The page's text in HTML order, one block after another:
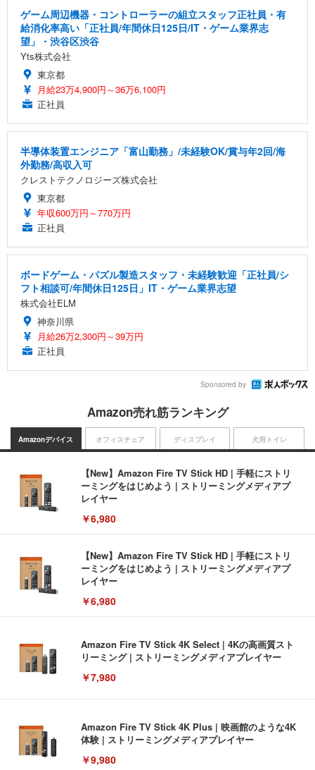
ゲーム周辺機器・コントローラーの組立スタッフ正社員・有
給消化率高い「正社員/年間休日125日/IT・ゲーム業界志
望」・渋谷区渋谷
Yts株式会社
東京都
月給23万4,900円～36万6,100円
正社員
半導体装置エンジニア「富山勤務」/未経験OK/賞与年2回/海
外勤務/高収入可
クレストテクノロジーズ株式会社
東京都
年収600万円～770万円
正社員
ボードゲーム・パズル製造スタッフ・未経験歓迎「正社員/シ
フト相談可/年間休日125日」IT・ゲーム業界志望
株式会社ELM
神奈川県
月給26万2,300円～39万円
正社員
Sponsored by
Amazon売れ筋ランキング
Amazonデバイス
【New】Amazon Fire TV Stick HD | 手軽にストリ
ーミングをはじめよう | ストリーミングメディアプ
レイヤー
￥6,980
【New】Amazon Fire TV Stick HD | 手軽にストリ
ーミングをはじめよう | ストリーミングメディアプ
レイヤー
￥6,980
Amazon Fire TV Stick 4K Select | 4Kの高画質スト
リーミング | ストリーミングメディアプレイヤー
￥7,980
Amazon Fire TV Stick 4K Plus | 映画館のような4K
体験 | ストリーミングメディアプレイヤー
￥9,980
オフィスチェア ディスプレイ 犬用トイレ